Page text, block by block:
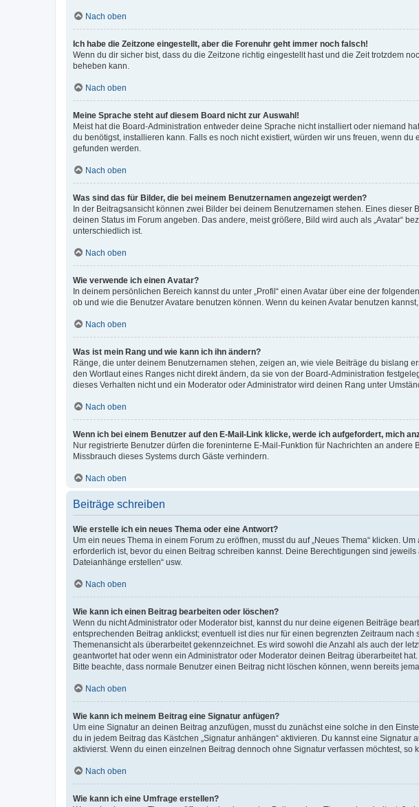
Nach oben
Ich habe die Zeitzone eingestellt, aber die Forenuhr geht immer noch falsch!
Wenn du dir sicher bist, dass du die Zeitzone richtig eingestellt hast und die Zeit trotzdem
beheben kann.
Nach oben
Meine Sprache steht auf diesem Board nicht zur Auswahl!
Meist hat die Board-Administration entweder deine Sprache nicht installiert oder niemand
du benötigst, installieren kann. Falls es noch nicht existiert, würden wir uns freuen, wenn
gefunden werden.
Nach oben
Was sind das für Bilder, die bei meinem Benutzernamen angezeigt werden?
In der Beitragsansicht können zwei Bilder bei deinem Benutzernamen stehen. Eines
deinen Status im Forum angeben. Das andere, meist größere, Bild wird auch als „Avatar“
unterschiedlich ist.
Nach oben
Wie verwende ich einen Avatar?
In deinem persönlichen Bereich kannst du unter „Profil“ einen Avatar über eine der
ob und wie die Benutzer Avatare benutzen können. Wenn du keinen Avatar benutzen
Nach oben
Was ist mein Rang und wie kann ich ihn ändern?
Ränge, die unter deinem Benutzernamen stehen, zeigen an, wie viele Beiträge du bislang
den Wortlaut eines Ranges nicht direkt ändern, da sie von der Board-Administration
dieses Verhalten nicht und ein Moderator oder Administrator wird deinen Rang unter
Nach oben
Wenn ich bei einem Benutzer auf den E-Mail-Link klicke, werde ich aufgefordert, mich
Nur registrierte Benutzer dürfen die foreninterne E-Mail-Funktion für Nachrichten an
Missbrauch dieses Systems durch Gäste verhindern.
Nach oben
Beiträge schreiben
Wie erstelle ich ein neues Thema oder eine Antwort?
Um ein neues Thema in einem Forum zu eröffnen, musst du auf „Neues Thema“ klicken.
erforderlich ist, bevor du einen Beitrag schreiben kannst. Deine Berechtigungen sind
Dateianhänge erstellen“ usw.
Nach oben
Wie kann ich einen Beitrag bearbeiten oder löschen?
Wenn du nicht Administrator oder Moderator bist, kannst du nur deine eigenen Beiträge
entsprechenden Beitrag anklickst; eventuell ist dies nur für einen begrenzten Zeitraum
Themenansicht als überarbeitet gekennzeichnet. Es wird sowohl die Anzahl als auch der
geantwortet hat oder wenn ein Administrator oder Moderator deinen Beitrag überarbeitet
Bitte beachte, dass normale Benutzer einen Beitrag nicht löschen können, wenn bereits
Nach oben
Wie kann ich meinem Beitrag eine Signatur anfügen?
Um eine Signatur an deinen Beitrag anzufügen, musst du zunächst eine solche in den
du in jedem Beitrag das Kästchen „Signatur anhängen“ aktivieren. Du kannst eine
aktivierst. Wenn du einen einzelnen Beitrag dennoch ohne Signatur verfassen möchtest,
Nach oben
Wie kann ich eine Umfrage erstellen?